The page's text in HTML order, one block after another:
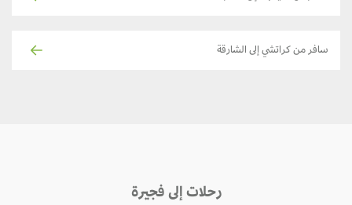
سافر من كراتشي إلى الشارقة
رحلات إلى فجيرة